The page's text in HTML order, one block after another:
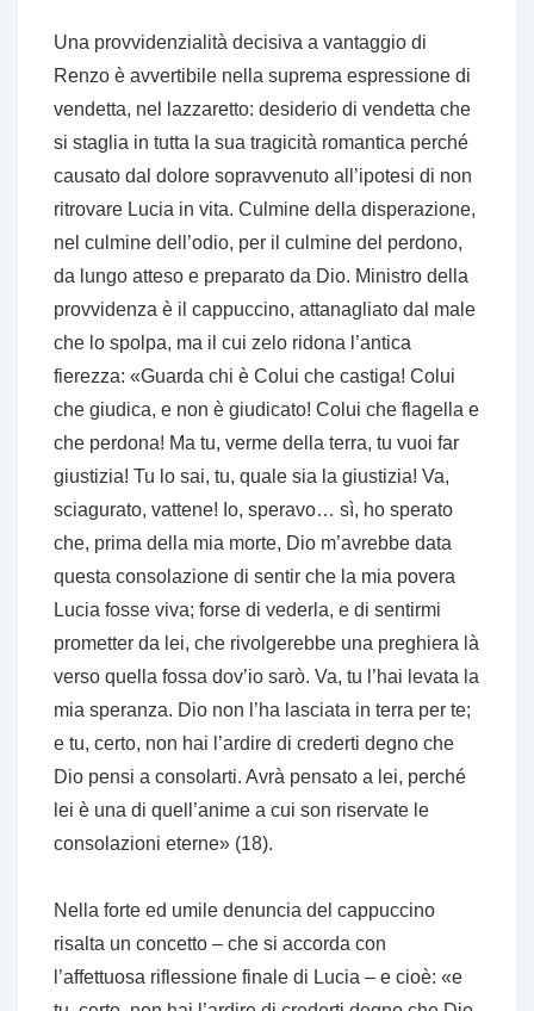
Una provvidenzialità decisiva a vantaggio di
Renzo è avvertibile nella suprema espressione di
vendetta, nel lazzaretto: desiderio di vendetta che
si staglia in tutta la sua tragicità romantica perché
causato dal dolore sopravvenuto all’ipotesi di non
ritrovare Lucia in vita. Culmine della disperazione,
nel culmine dell’odio, per il culmine del perdono,
da lungo atteso e preparato da Dio. Ministro della
provvidenza è il cappuccino, attanagliato dal male
che lo spolpa, ma il cui zelo ridona l’antica
fierezza: «Guarda chi è Colui che castiga! Colui
che giudica, e non è giudicato! Colui che flagella e
che perdona! Ma tu, verme della terra, tu vuoi far
giustizia! Tu lo sai, tu, quale sia la giustizia! Va,
sciagurato, vattene! Io, speravo… sì, ho sperato
che, prima della mia morte, Dio m’avrebbe data
questa consolazione di sentir che la mia povera
Lucia fosse viva; forse di vederla, e di sentirmi
prometter da lei, che rivolgerebbe una preghiera là
verso quella fossa dov’io sarò. Va, tu l’hai levata la
mia speranza. Dio non l’ha lasciata in terra per te;
e tu, certo, non hai l’ardire di crederti degno che
Dio pensi a consolarti. Avrà pensato a lei, perché
lei è una di quell’anime a cui son riservate le
consolazioni eterne» (18).
Nella forte ed umile denuncia del cappuccino
risalta un concetto – che si accorda con
l’affettuosa riflessione finale di Lucia – e cioè: «e